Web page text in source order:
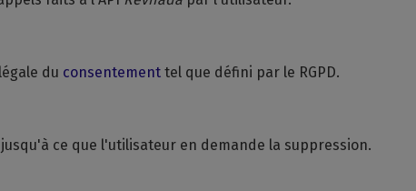
du consentement tel que défini par le RGPD.
ce que l'utilisateur en demande la suppression.